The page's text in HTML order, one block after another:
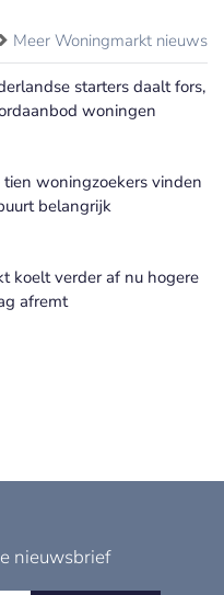
Meer Woningmarkt nieuws
starters daalt fors,
woningen
woningzoekers vinden
belangrijk
koelt verder af nu hogere
afremt
nieuwsbrief